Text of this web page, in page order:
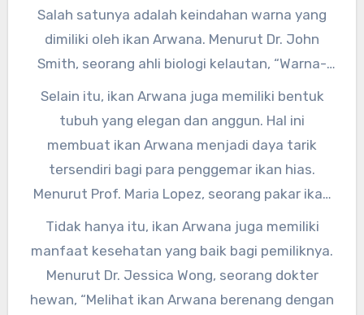
Salah satunya adalah keindahan warna yang
dimiliki oleh ikan Arwana. Menurut Dr. John
Smith, seorang ahli biologi kelautan, “Warna-
warna yang cerah dan mengkilap pada ikan
Arwana dapat memberikan tampilan yang
menawan pada aquarium Anda.”
Selain itu, ikan Arwana juga memiliki bentuk
tubuh yang elegan dan anggun. Hal ini
membuat ikan Arwana menjadi daya tarik
tersendiri bagi para penggemar ikan hias.
Menurut Prof. Maria Lopez, seorang pakar ikan
hias, “Bentuk tubuh ikan Arwana yang panjang
dan ramping membuatnya terlihat sangat
menarik saat berenang di dalam aquarium.”
Tidak hanya itu, ikan Arwana juga memiliki
manfaat kesehatan yang baik bagi pemiliknya.
Menurut Dr. Jessica Wong, seorang dokter
hewan, “Melihat ikan Arwana berenang dengan